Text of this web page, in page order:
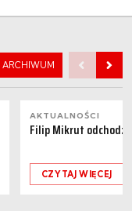
ARCHIWUM
AKTUALNOŚCI
Filip Mikrut
CZYTAJ WIĘCEJ